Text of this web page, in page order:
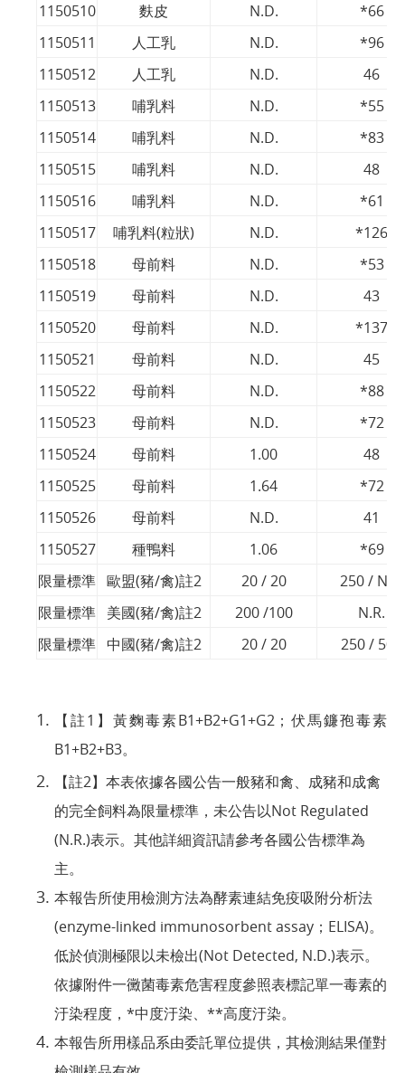
1150510
麩皮 N.D.
*66
1150511
人工乳 N.D.
*96
1150512
人工乳 N.D.
46
1150513
哺乳料 N.D.
*55
1150514
哺乳料 N.D.
*83
1150515
哺乳料 N.D.
48
1150516
哺乳料 N.D.
*61
1150517
哺乳料(粒狀) N.D.
*126
1150518
母前料 N.D.
*53
1150519
母前料 N.D.
43
1150520
母前料 N.D.
*137
1150521
母前料 N.D.
45
1150522
母前料 N.D.
*88
1150523
母前料 N.D.
*72
1150524
母前料 1.00
48
1150525
母前料 1.64
*72
1150526
母前料 N.D.
41
1150527
種鴨料 1.06
*69
限量標準 歐盟(豬/禽)註2 20 / 20
250 / N.R.
限量標準 美國(豬/禽)註2 200 /100
N.R.
限量標準 中國(豬/禽)註2 20 / 20 250 / 500
【註1】黃麴毒素B1+B2+G1+G2；伏馬鐮孢毒素
B1+B2+B3。
【註2】本表依據各國公告一般豬和禽、成豬和成禽
的完全飼料為限量標準，未公告以Not Regulated
(N.R.)表示。其他詳細資訊請參考各國公告標準為
主。
本報告所使用檢測方法為酵素連結免疫吸附分析法
(enzyme-linked immunosorbent assay；ELISA)。
低於偵測極限以未檢出(Not Detected, N.D.)表示。
依據附件一黴菌毒素危害程度參照表標記單一毒素的
汙染程度，*中度汙染、**高度汙染。
本報告所用樣品系由委託單位提供，其檢測結果僅對